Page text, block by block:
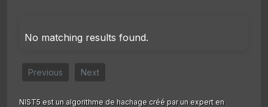
No matching results found.
Previous Next
NIST5 est un algorithme de hachage créé par un expert en